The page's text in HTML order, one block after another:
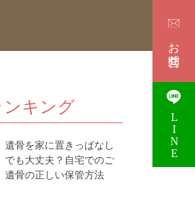
お問合せ
LINE
ンキング
遺骨を家に置きっぱなし
でも大丈夫？自宅でのご
遺骨の正しい保管方法